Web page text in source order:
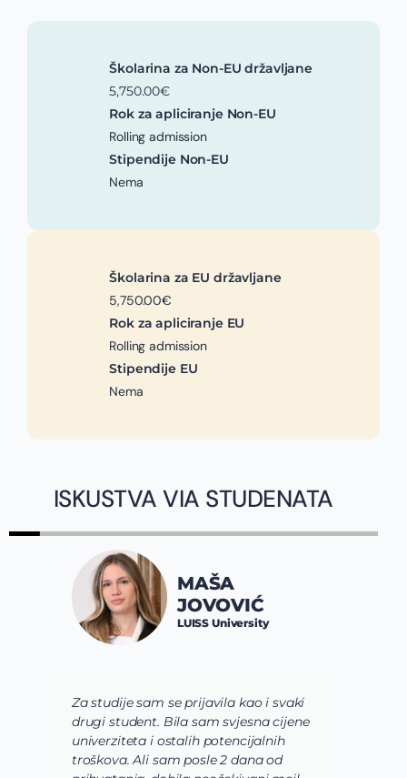
Školarina za Non-EU državljane
5,750.00€
Rok za apliciranje Non-EU
Rolling admission
Stipendije Non-EU
Nema
Školarina za EU državljane
5,750.00€
Rok za apliciranje EU
Rolling admission
Stipendije EU
Nema
ISKUSTVA VIA STUDENATA
prijavila kao i svaki
sam svjesna cijene
potencijalnih
posle 2 dana od
JOVOVIĆ
LUISS University
Via tim mi je pre svega
shvatim koje polje nauke
usavrsim preko svojih
usmerim. Zatim su mi